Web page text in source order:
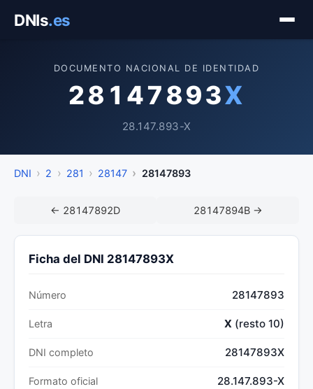
DNIs.es
DOCUMENTO NACIONAL DE IDENTIDAD
28147893X
28.147.893-X
DNI 2 281 28147 28147893
← 28147892D 28147894B →
Ficha del DNI 28147893X
Número 28147893
Letra X (resto 10)
DNI completo 28147893X
Formato oficial 28.147.893-X